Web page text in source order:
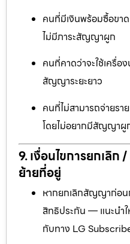
คนที่มีเงินพร้อมซื้อขาด
ไม่มีภาระสัญญาผูก
คนที่คาดว่าจะใช้เครื่อ
สัญญาระยะยาว
คนที่ไม่สามารถจ่ายรา
โดยไม่อยากมีสัญญาผู
9. เงื่อนไขการยกเ
ย้ายที่อยู่
หากยกเลิกสัญญาก่อน
สิทธิประกัน — แนะนำ
กับทาง LG